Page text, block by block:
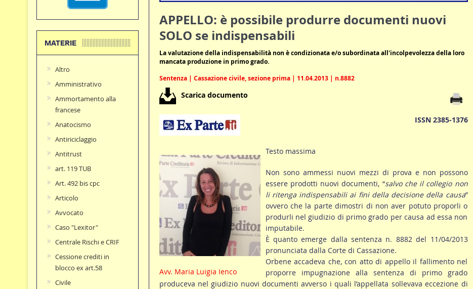
APPELLO: è possibile produrre documenti nuovi
SOLO se indispensabili
La valutazione della indispensabilità non è condizionata e/o subordinata all'incolpevolezza della loro
mancata produzione in primo grado.
Sentenza | Cassazione civile, sezione prima | 11.04.2013 | n.8882
Scarica documento
ISSN 2385-1376
Avv. Maria Luigia Ienco
Testo massima
Non sono ammessi nuovi mezzi di prova e non possono
essere prodotti nuovi documenti, “salvo che il collegio non
li ritenga indispensabili ai fini della decisione della causa”
ovvero che la parte dimostri di non aver potuto proporli o
produrli nel giudizio di primo grado per causa ad essa non
imputabile.
È quanto emerge dalla sentenza n. 8882 del 11/04/2013
pronunciata dalla Corte di Cassazione.
Orbene accadeva che, con atto di appello il fallimento nel
proporre impugnazione alla sentenza di primo grado
produceva nel giudizio nuovi documenti avverso i quali l’appellata sollevava eccezione di
MATERIE
Altro
Amministrativo
Ammortamento alla
francese
Anatocismo
Antiriciclaggio
Antitrust
art. 119 TUB
Art. 492 bis cpc
Articolo
Avvocato
Caso "Lexitor"
Centrale Rischi e CRIF
Cessione crediti in
blocco ex art.58
Civile